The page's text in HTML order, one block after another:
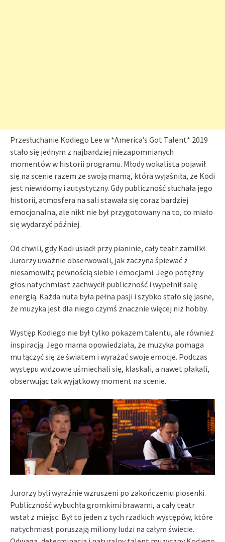
Przesłuchanie Kodiego Lee w *America’s Got Talent* 2019
stało się jednym z najbardziej niezapomnianych
momentów w historii programu. Młody wokalista pojawił
się na scenie razem ze swoją mamą, która wyjaśniła, że Kodi
jest niewidomy i autystyczny. Gdy publiczność słuchała jego
historii, atmosfera na sali stawała się coraz bardziej
emocjonalna, ale nikt nie był przygotowany na to, co miało
się wydarzyć później.
Od chwili, gdy Kodi usiadł przy pianinie, cały teatr zamilkł.
Jurorzy uważnie obserwowali, jak zaczyna śpiewać z
niesamowitą pewnością siebie i emocjami. Jego potężny
głos natychmiast zachwycił publiczność i wypełnił salę
energią. Każda nuta była pełna pasji i szybko stało się jasne,
że muzyka jest dla niego czymś znacznie więcej niż hobby.
Występ Kodiego nie był tylko pokazem talentu, ale również
inspiracją. Jego mama opowiedziała, że muzyka pomaga
mu łączyć się ze światem i wyrażać swoje emocje. Podczas
występu widzowie uśmiechali się, klaskali, a nawet płakali,
obserwując tak wyjątkowy moment na scenie.
Jurorzy byli wyraźnie wzruszeni po zakończeniu piosenki.
Publiczność wybuchła gromkimi brawami, a cały teatr
wstał z miejsc. Był to jeden z tych rzadkich występów, które
natychmiast poruszają miliony ludzi na całym świecie.